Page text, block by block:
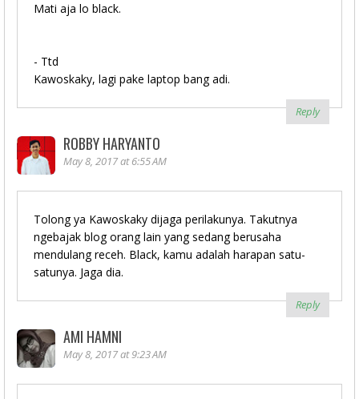
Mati aja lo black.
- Ttd
Kawoskaky, lagi pake laptop bang adi.
Reply
ROBBY HARYANTO
May 8, 2017 at 6:55 AM
Tolong ya Kawoskaky dijaga perilakunya. Takutnya
ngebajak blog orang lain yang sedang berusaha
mendulang receh. Black, kamu adalah harapan satu-
satunya. Jaga dia.
Reply
AMI HAMNI
May 8, 2017 at 9:23 AM